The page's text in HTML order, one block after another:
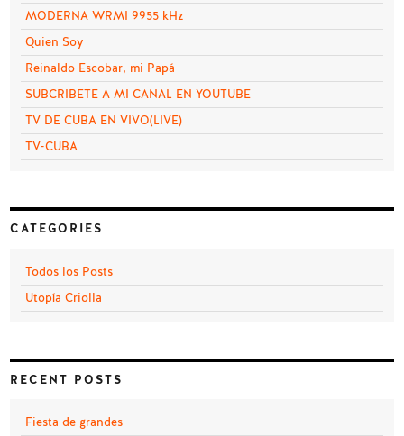
MODERNA WRMI 9955 kHz
Quien Soy
Reinaldo Escobar, mi Papá
SUBCRIBETE A MI CANAL EN YOUTUBE
TV DE CUBA EN VIVO(LIVE)
TV-CUBA
CATEGORIES
Todos los Posts
Utopía Criolla
RECENT POSTS
Fiesta de grandes